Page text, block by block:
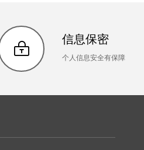
信息保密
个人信息安全有保障